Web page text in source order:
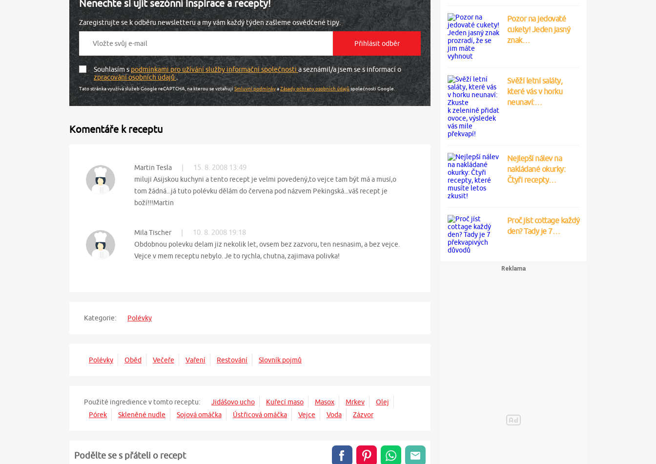
Nenechte si ujít sezónní inspirace a recepty!
Zaregistrujte se k odběru newsletteru a my vám každý týden zašleme osvědčené tipy.
Souhlasím spodmínkami pro užívání služby informační společnosti a seznámil/a jsem se s informací o
zpracování osobních údajů.
Tato stránka využívá služeb Google reCAPTCHA, na kterou se vztahujíSmluvní podmínkyaZásady ochrany osobních údajůspolečnosti Google.
Komentáře k receptu
Martin Tesla 15. 8. 2008 13:49
miluji Asijskou kuchyni a tento recept je velmi povedený,to vejce tam být má a musí,o
tom žádná...já tuto polévku dělám do červena pod názvem Pekingská...váš recept je
boží!!!Martin
Mila Tischer 10. 8. 2008 19:18
Obdobnou polevku delam jiz nekolik let, ovsem bez zazvoru, ten nesnasim, a bez vejce.
Vejce v mem receptu nebylo. Je to rychla, chutna, zajimava polivka!
Kategorie: Polévky
Polévky Oběd Večeře Vaření Restování Slovník pojmů
Použité ingredience v tomto receptu: Jidášovo ucho Kuřecí maso Masox Mrkev
Olej
Pórek
Skleněné nudle Sojová omáčka Ústřicová omáčka Vejce Voda Zázvor
Podělte se s přáteli o recept
Pozor na jedovaté
cukety! Jeden jasný
znak…
Svěží letní saláty,
které vás v horku
neunaví:…
Nejlepší nálev na
nakládané okurky:
Čtyři recepty…
Proč jíst cottage každý
den? Tady je 7…